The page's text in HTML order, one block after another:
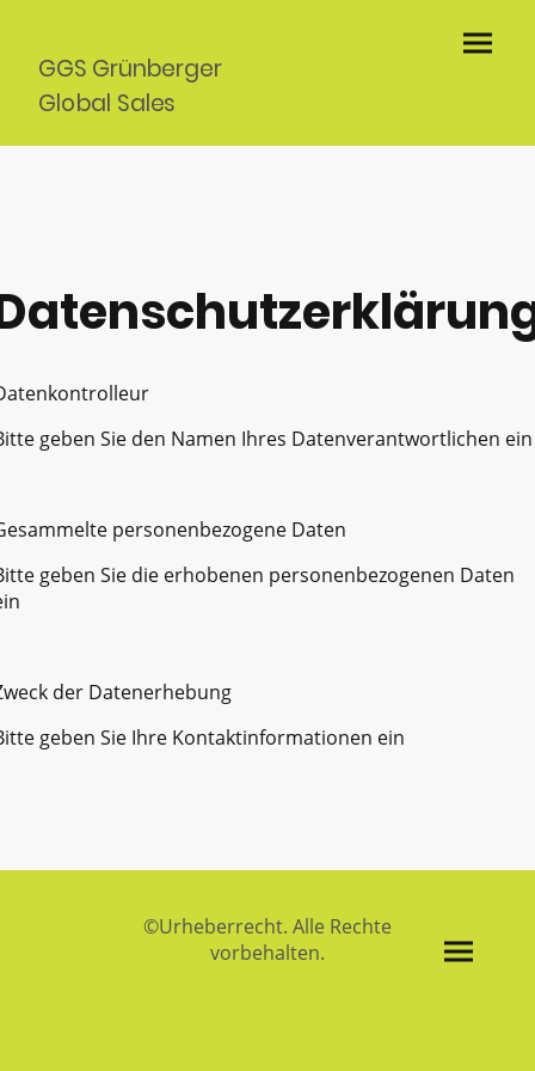
GGS Grünberger
Global Sales
Kassel UG
geben Sie den Namen Ihres Datenverantwortlichen ein
personenbezogene Daten
geben Sie die erhobenen personenbezogenen Daten
der Datenerhebung
geben Sie Ihre Kontaktinformationen ein
©Urheberrecht. Alle Rechte
vorbehalten.